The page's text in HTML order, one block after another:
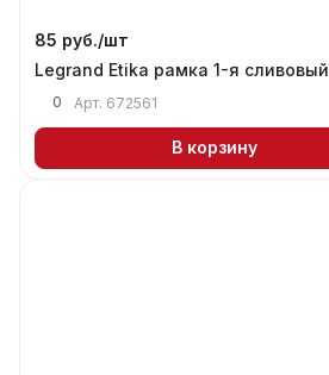
85 руб./шт
Legrand Etika рамка 1-я сливовый
0 Арт. 672561
В корзину